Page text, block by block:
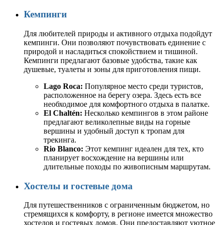
Кемпинги
Для любителей природы и активного отдыха подойдут
кемпинги. Они позволяют почувствовать единение с
природой и насладиться спокойствием и тишиной.
Кемпинги предлагают базовые удобства, такие как
душевые, туалеты и зоны для приготовления пищи.
Lago Roca: Популярное место среди туристов,
расположенное на берегу озера. Здесь есть все
необходимое для комфортного отдыха в палатке.
El Chaltén: Несколько кемпингов в этом районе
предлагают великолепные виды на горные
вершины и удобный доступ к тропам для
трекинга.
Rio Blanco: Этот кемпинг идеален для тех, кто
планирует восхождение на вершины или
длительные походы по живописным маршрутам.
Хостелы и гостевые дома
Для путешественников с ограниченным бюджетом, но
стремящихся к комфорту, в регионе имеется множество
хостелов и гостевых домов. Они предоставляют уютное